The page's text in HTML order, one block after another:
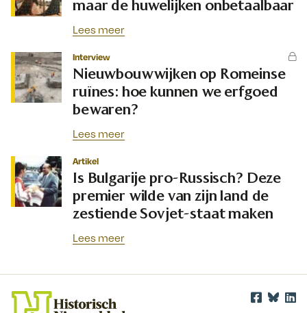
maar de huwelijken onbetaalbaar
Lees meer
Interview
Nieuwbouwwijken op Romeinse
ruïnes: hoe kunnen we erfgoed
bewaren?
Lees meer
Artikel
Is Bulgarije pro-Russisch? Deze
premier wilde van zijn land de
zestiende Sovjet-staat maken
Lees meer